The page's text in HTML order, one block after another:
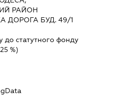
РАЙОН
ДОРОГА БУД. 49/1
до статутного фонду
%)